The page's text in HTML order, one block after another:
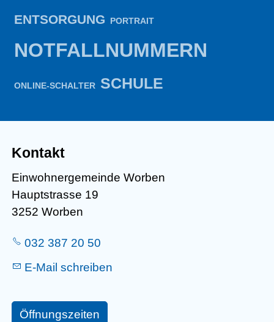
ENTSORGUNG PORTRAIT
NOTFALLNUMMERN
ONLINE-SCHALTER SCHULE
Kontakt
Einwohnergemeinde Worben
Hauptstrasse 19
3252 Worben
032 387 20 50
E-Mail schreiben
Öffnungszeiten